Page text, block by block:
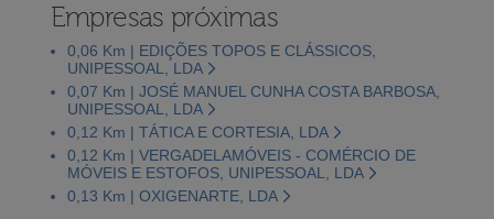
Empresas próximas
0,06 Km | EDIÇÕES TOPOS E CLÁSSICOS,
UNIPESSOAL, LDA
0,07 Km | JOSÉ MANUEL CUNHA COSTA BARBOSA,
UNIPESSOAL, LDA
0,12 Km | TÁTICA E CORTESIA, LDA
0,12 Km | VERGADELAMÓVEIS - COMÉRCIO DE
MÓVEIS E ESTOFOS, UNIPESSOAL, LDA
0,13 Km | OXIGENARTE, LDA